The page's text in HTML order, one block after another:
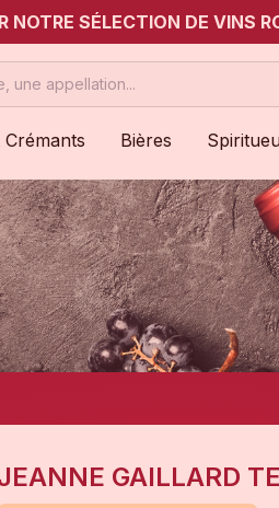
NOTRE SÉLECTION DE VINS
Bières
GAILLARD